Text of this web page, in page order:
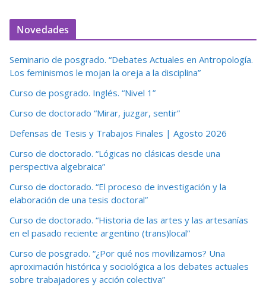
Novedades
Seminario de posgrado. “Debates Actuales en Antropología.
Los feminismos le mojan la oreja a la disciplina”
Curso de posgrado. Inglés. “Nivel 1”
Curso de doctorado “Mirar, juzgar, sentir”
Defensas de Tesis y Trabajos Finales | Agosto 2026
Curso de doctorado. “Lógicas no clásicas desde una
perspectiva algebraica”
Curso de doctorado. “El proceso de investigación y la
elaboración de una tesis doctoral”
Curso de doctorado. “Historia de las artes y las artesanías
en el pasado reciente argentino (trans)local”
Curso de posgrado. “¿Por qué nos movilizamos? Una
aproximación histórica y sociológica a los debates actuales
sobre trabajadores y acción colectiva”